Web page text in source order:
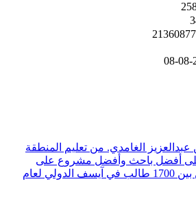
عبدالعزيز الغامدي. من تعليم المنطقة
أفضل باحث وأفضل مشروع على
مستوى العالم من بين 1700 طالب في آيسف الدولي لعام